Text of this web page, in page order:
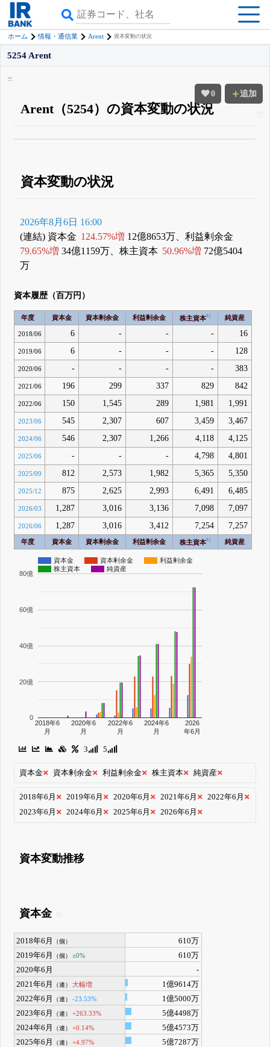
ホーム 情報・通信業 Arent 資本変動の状況
0 追加
5254 Arent
Arent（5254）の資本変動の状況
登録すると永久30%OFFと米株版の先行利用も付きます
資本変動の状況
2026年8月6日 16:00
(連結) 資本金 124.57%増 12億8653万、利益剰余金
79.65%増 34億1159万、株主資本 50.96%増 72億5404
万
資本履歴（百万円）
年度 資本金 資本剰余金 利益剰余金 株主資本#1 純資産
2018/06 6 - - - 16
2019/06 6 - - - 128
2020/06 - - - - 383
2021/06 196 299 337 829 842
2022/06 150 1,545 289 1,981 1,991
2023/06 545 2,307 607 3,459 3,467
2024/06 546 2,307 1,266 4,118 4,125
2025/06 - - - 4,798 4,801
2025/09 812 2,573 1,982 5,365 5,350
2025/12 875 2,625 2,993 6,491 6,485
2026/03 1,287 3,016 3,136 7,098 7,097
2026/06 1,287 3,016 3,412 7,254 7,257
年度 資本金 資本剰余金 利益剰余金 株主資本#1 純資産
資本金 資本剰余金
利益剰余金
株主資本
純資産
2018年6
月
2020年6
月
2022年6
月
2024年6
月
2026
年6月
0
20億
40億
60億
80億
3 5
資本金 資本剰余金 利益剰余金 株主資本 純資産
2018年6月 2019年6月 2020年6月 2021年6月
2022年6月
2023年6月
2024年6月 2025年6月 2026年6月
資本変動推移
資本金
2018年6月 （個）
610万
2019年6月
（個） ±0%
610万
2020年6月
-
2021年6月
（連） 大幅増
1億9614万
2022年6月
（連） -23.53%
1億5000万
2023年6月
（連） +263.33%
5億4498万
2024年6月
（連） +0.14%
5億4573万
2025年6月
（連） +4.97%
5億7287万